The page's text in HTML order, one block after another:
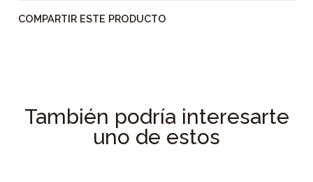
COMPARTIR ESTE PRODUCTO
También podría interesarte
uno de estos